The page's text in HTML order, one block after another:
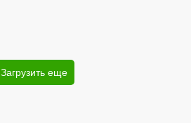
Загрузить еще